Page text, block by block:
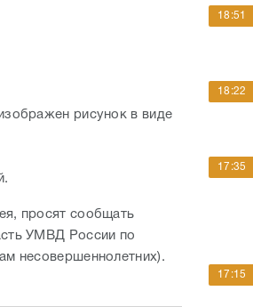
рисунок в виде
просят сообщать
УМВД России по
несовершеннолетних).
18:51
18:22
17:35
17:15